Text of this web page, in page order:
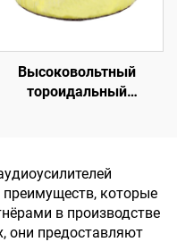
Высоковольтный
тороидальный
мощности с
гальванической
развязкой, 220 В, 80 В,
трансформатор
которые
в производстве
они предоставляют